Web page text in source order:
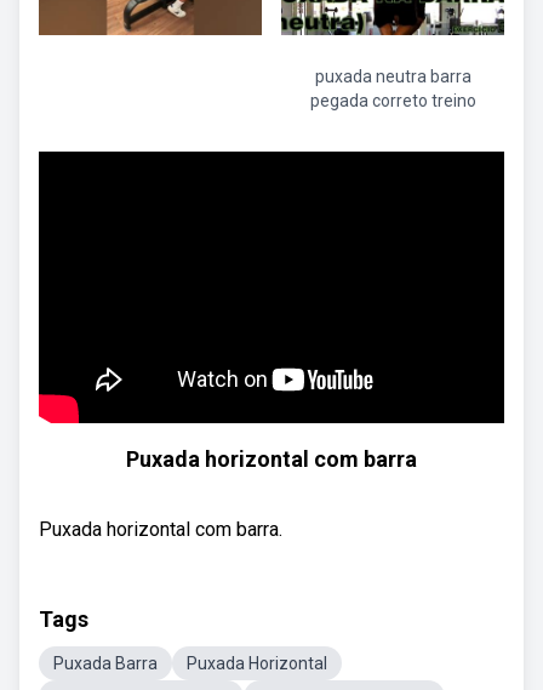
puxada neutra barra
pegada correto treino
Puxada horizontal com barra
Puxada horizontal com barra.
Tags
Puxada Barra
Puxada Horizontal